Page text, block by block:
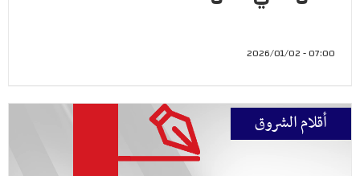
07:00 - 2026/01/02
أقلام الشروق